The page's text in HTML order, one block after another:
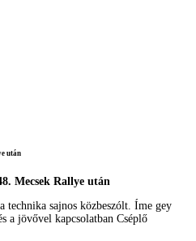
után
Mecsek Rallye után
technika sajnos közbeszólt. Íme gey
a jövővel kapcsolatban Cséplő